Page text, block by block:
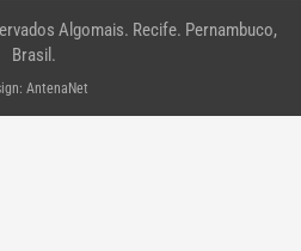
Algomais. Recife. Pernambuco,
Brasil.
AntenaNet